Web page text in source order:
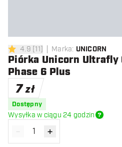
4.9 gwiazdki oceny
4.9 [11] Marka: UNICORN
Piórka Unicorn Ultrafly
Phase 6 Plus
7 zł
Dostępny
Wysyłka w ciągu 24 godzin
Zmniejsz ilość
- Zwiększ ilość
+